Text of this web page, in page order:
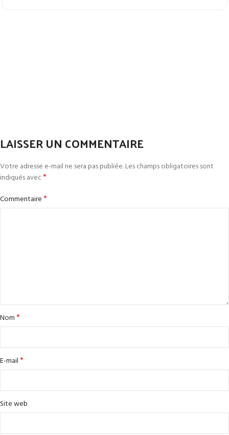
LAISSER UN COMMENTAIRE
Votre adresse e-mail ne sera pas publiée.Les champs obligatoires sont
indiqués avec*
Commentaire*
Nom*
E-mail*
Site web